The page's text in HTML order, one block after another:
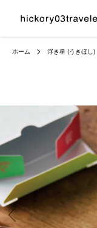
ホーム 浮き星 (うきほし)